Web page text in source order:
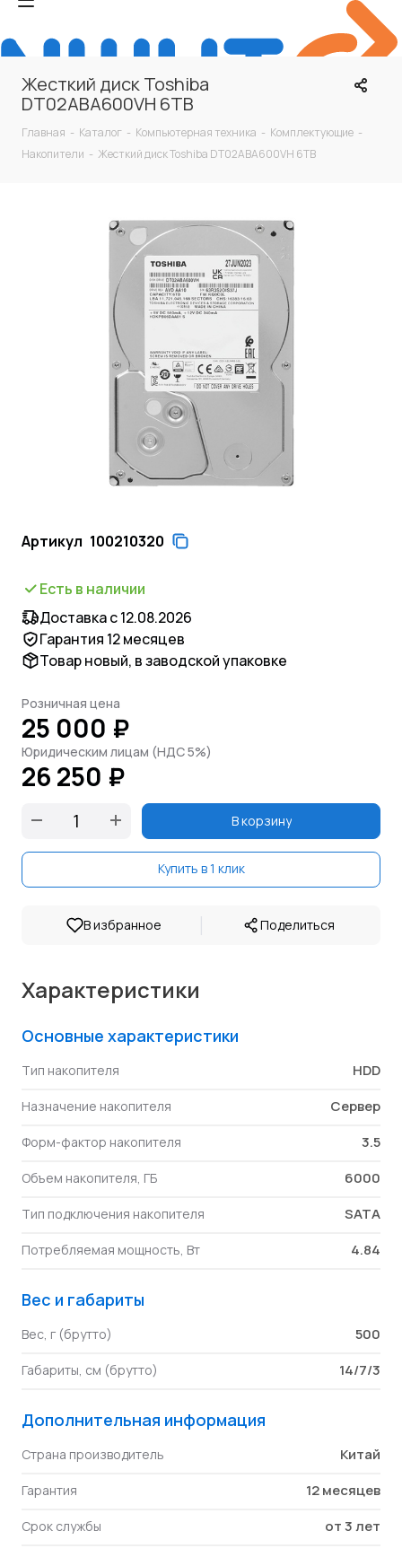
Жесткий диск Toshiba
DT02ABA600VH 6TB
Главная - Каталог - Компьютерная техника - Комплектующие -
Накопители - Жесткий диск Toshiba DT02ABA600VH 6TB
Артикул 100210320
Есть в наличии
Доставка с 12.08.2026
Гарантия 12 месяцев
Товар новый, в заводской упаковке
Розничная цена
25 000 ₽
Юридическим лицам (НДС 5%)
26 250 ₽
В корзину
Купить в 1 клик
В избранное | Поделиться
Характеристики
Основные характеристики
Тип накопителя HDD
Назначение накопителя Сервер
Форм-фактор накопителя 3.5
Объем накопителя, ГБ 6000
Тип подключения накопителя SATA
Потребляемая мощность, Вт 4.84
Вес и габариты
Вес, г (брутто) 500
Габариты, см (брутто) 14/7/3
Дополнительная информация
Страна производитель Китай
Гарантия 12 месяцев
Срок службы от 3 лет